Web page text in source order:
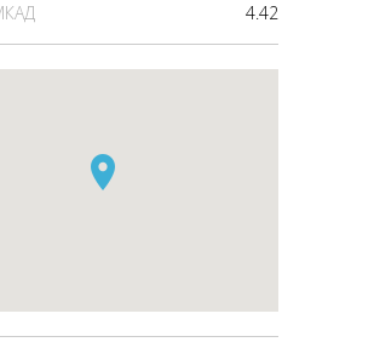
4.42